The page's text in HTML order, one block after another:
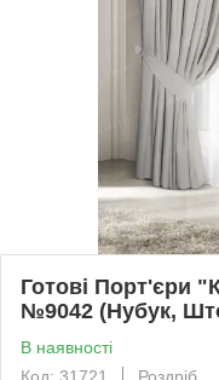
Готові Порт'єри
№9042 (Нубук,
В наявності
Код: 31721
Роздріб